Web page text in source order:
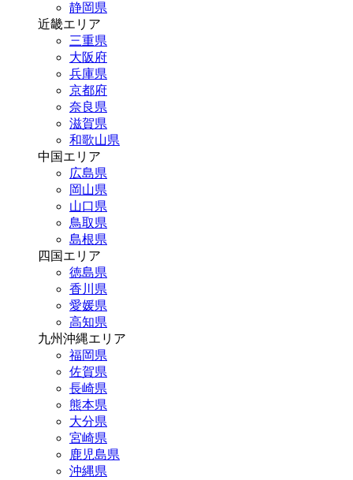
静岡県
近畿エリア
三重県
大阪府
兵庫県
京都府
奈良県
滋賀県
和歌山県
中国エリア
広島県
岡山県
山口県
鳥取県
島根県
四国エリア
徳島県
香川県
愛媛県
高知県
九州沖縄エリア
福岡県
佐賀県
長崎県
熊本県
大分県
宮崎県
鹿児島県
沖縄県